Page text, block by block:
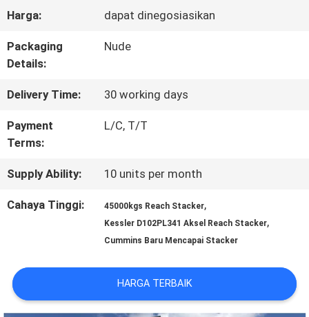
KUALITAS
PRIVACY
Harga: dapat dinegosiasikan
Packaging
Details:
Nude
Delivery Time: 30 working days
Payment
Terms:
L/C, T/T
Supply Ability: 10 units per month
Cahaya Tinggi: 45000kgs Reach Stacker,
Kessler D102PL341 Aksel Reach Stacker,
Cummins Baru Mencapai Stacker
HARGA TERBAIK